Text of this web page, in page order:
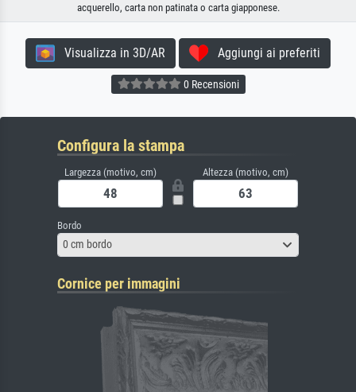
acquerello, carta non patinata o carta giapponese.
Visualizza in 3D/AR Aggiungi ai preferiti
0 Recensioni
Configura la stampa
Largezza (motivo, cm) Altezza (motivo, cm)
Bordo
0 cm bordo
Cornice per immagini